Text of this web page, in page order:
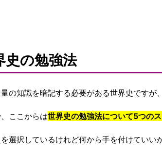
史の勉強法
の知識を暗記する必要がある世界史ですが
ここからは世界史の勉強法について5つの
選択しているけれど何から手を付けていい